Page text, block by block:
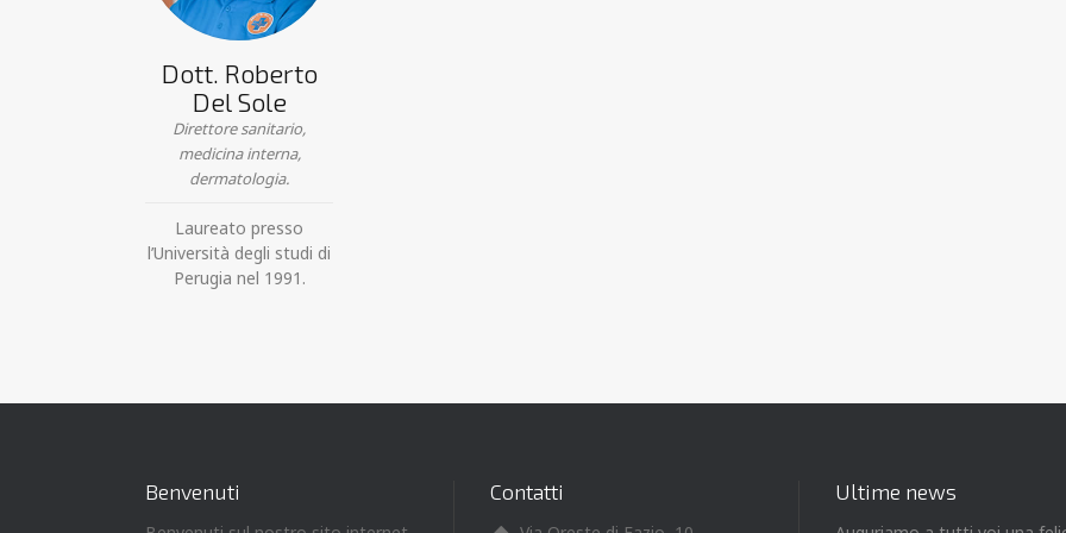
Dott. Roberto
Del Sole
Direttore sanitario,
medicina interna,
dermatologia.
Laureato presso
l’Università degli studi di
Perugia nel 1991.
Benvenuti Contatti Ultime news